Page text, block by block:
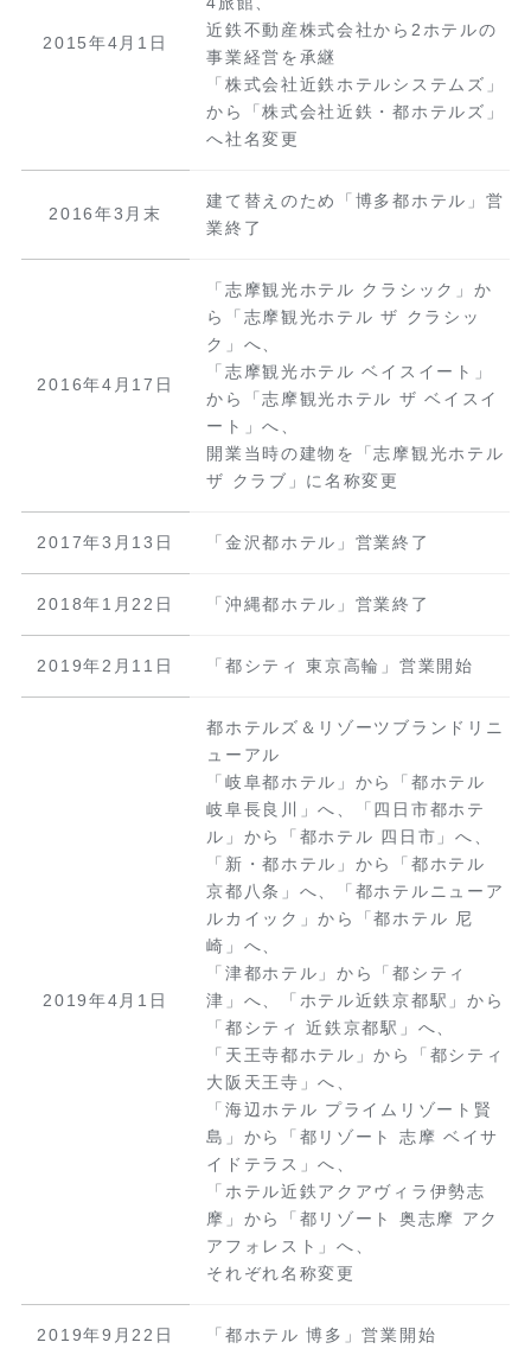
2015年4月1日
近鉄不動産株式会社から2ホテルの
事業経営を承継
「株式会社近鉄ホテルシステムズ」
から「株式会社近鉄・都ホテルズ」
へ社名変更
2016年3月末
建て替えのため「博多都ホテル」営
業終了
2016年4月17日
「志摩観光ホテル クラシック」か
ら「志摩観光ホテル ザ クラシッ
ク」へ、
「志摩観光ホテル ベイスイート」
から「志摩観光ホテル ザ ベイスイ
ート」へ、
開業当時の建物を「志摩観光ホテル
ザ クラブ」に名称変更
2017年3月13日 「金沢都ホテル」営業終了
2018年1月22日 「沖縄都ホテル」営業終了
2019年2月11日 「都シティ 東京高輪」営業開始
2019年4月1日
都ホテルズ＆リゾーツブランドリニ
ューアル
「岐阜都ホテル」から「都ホテル
岐阜長良川」へ、「四日市都ホテ
ル」から「都ホテル 四日市」へ、
「新・都ホテル」から「都ホテル
京都八条」へ、「都ホテルニューア
ルカイック」から「都ホテル 尼
崎」へ、
「津都ホテル」から「都シティ
津」へ、「ホテル近鉄京都駅」から
「都シティ 近鉄京都駅」へ、
「天王寺都ホテル」から「都シティ
大阪天王寺」へ、
「海辺ホテル プライムリゾート賢
島」から「都リゾート 志摩 ベイサ
イドテラス」へ、
「ホテル近鉄アクアヴィラ伊勢志
摩」から「都リゾート 奥志摩 アク
アフォレスト」へ、
それぞれ名称変更
2019年9月22日 「都ホテル 博多」営業開始